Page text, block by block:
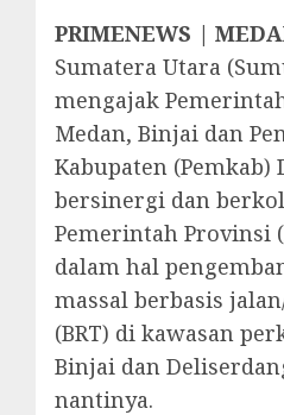
PRIMENEWS |
Sumatera Utara
mengajak
Medan, Binjai dan
Kabupaten
bersinergi dan
Pemerintah Provinsi
dalam hal
massal berbasis
(BRT) di kawasan
Binjai dan
nantinya.